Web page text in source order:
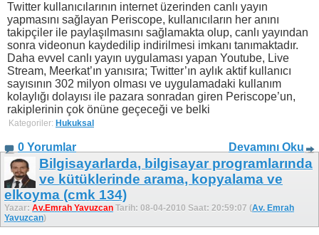
Twitter kullanıcılarının internet üzerinden canlı yayın
yapmasını sağlayan Periscope, kullanıcıların her anını
takipçiler ile paylaşılmasını sağlamakta olup, canlı yayından
sonra videonun kaydedilip indirilmesi imkanı tanımaktadır.
Daha evvel canlı yayın uygulaması yapan Youtube, Live
Stream, Meerkat’ın yanısıra; Twitter’ın aylık aktif kullanıcı
sayısının 302 milyon olması ve uygulamadaki kullanım
kolaylığı dolayısı ile pazara sonradan giren Periscope’un,
rakiplerinin çok önüne geçeceği ve belki
Kategoriler: Hukuksal
0 Yorumlar Devamını Oku
Bilgisayarlarda, bilgisayar programlarında
ve kütüklerinde arama, kopyalama ve
elkoyma (cmk 134)
Yazar: Av.Emrah Yavuzcan Tarih: 08-04-2010 Saat: 20:59:07 (Av. Emrah
Yavuzcan)